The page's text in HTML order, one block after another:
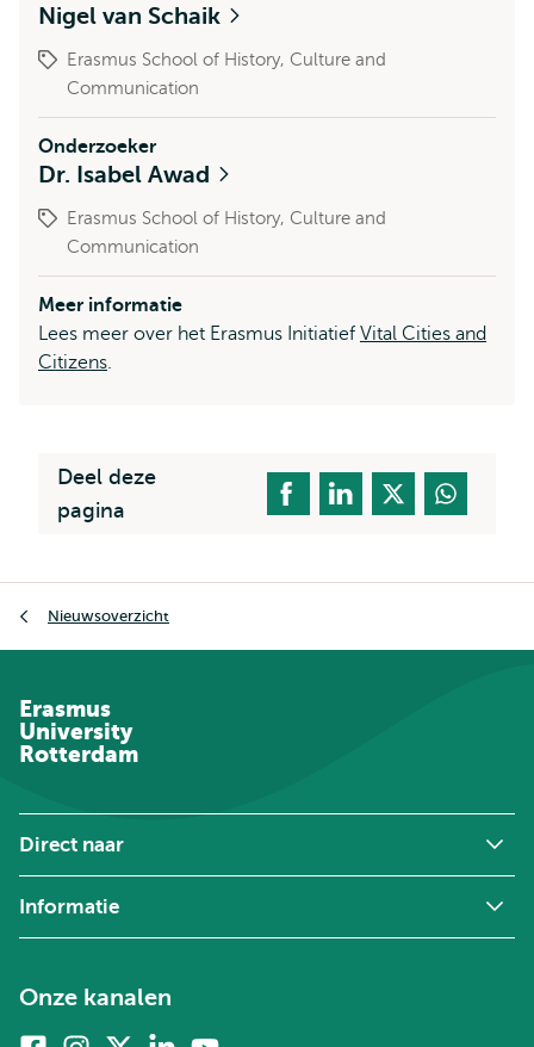
Nigel van Schaik
Erasmus School of History, Culture and
Communication
Onderzoeker
Dr. Isabel Awad
Erasmus School of History, Culture and
Communication
Meer informatie
Lees meer over het Erasmus Initiatief Vital Cities and
Citizens.
Deel deze
pagina
Nieuwsoverzicht
Erasmus
University
Rotterdam
Direct naar
Informatie
Onze kanalen